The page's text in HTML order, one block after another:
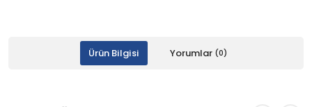
Ürün Bilgisi Yorumlar (0)